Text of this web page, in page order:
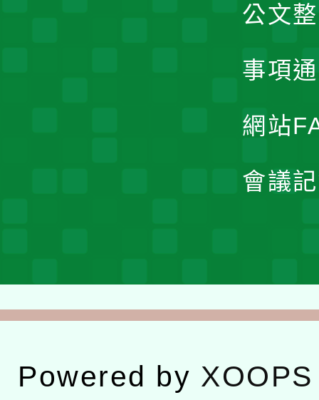
公文
事項
網站
會議
Powered by XOOPS